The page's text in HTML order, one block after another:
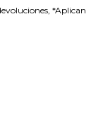
*Aplican